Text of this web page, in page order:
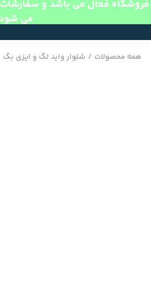
فروشگاه فعال می باشد و سفارشات
می
همه محصولات / شلوار واید لگ و ایزی بگ